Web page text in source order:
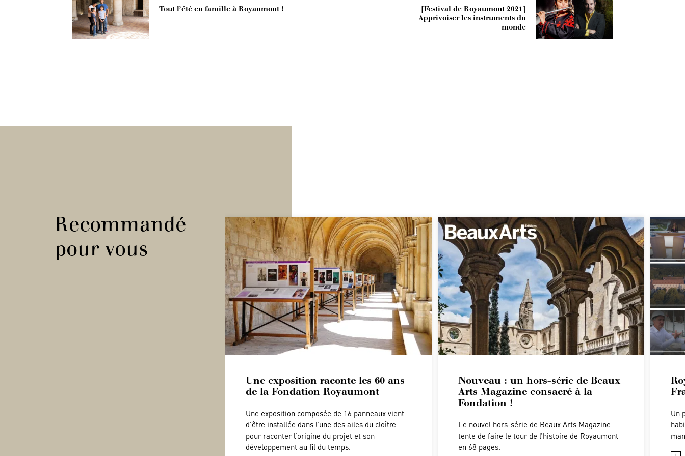
Tout l’été en famille à Royaumont !
[Festival de Royaumont 2021]
Apprivoiser les instruments du
monde
Recommandé
pour vous
Une exposition raconte les 60 ans
de la Fondation Royaumont
Une exposition composée de 16 panneaux vient
d’être installée dans l’une des ailes du cloître
pour raconter l’origine du projet et son
développement au fil du temps.
Nouveau : un hors-série de Beaux
Arts Magazine consacré à la
Fondation !
Le nouvel hors-série de Beaux Arts Magazine
tente de faire le tour de l’histoire de Royaumont
en 68 pages.
Un